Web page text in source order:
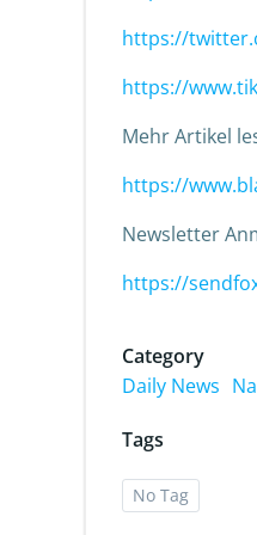
https://
https://
Mehr Artikel
https://
Newsletter
https://
Category
Daily News
Tags
No Tag